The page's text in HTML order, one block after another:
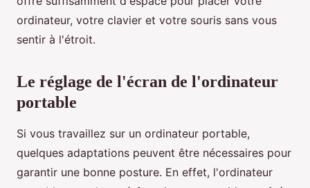
ordinateur, votre clavier et votre souris sans vous
sentir à l'étroit.
Le réglage de l'écran de l'ordinateur
portable
Si vous travaillez sur un ordinateur portable,
quelques adaptations peuvent être nécessaires pour
garantir une bonne posture. En effet, l'ordinateur